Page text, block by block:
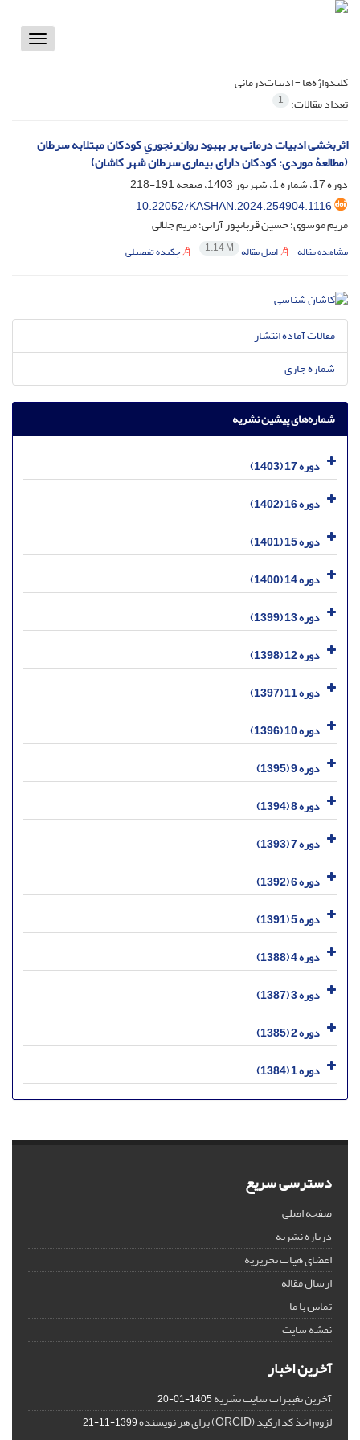
Toggle
کلیدواژه‌ها =ادبیات‌درمانی
تعداد مقالات: 1
اثربخشی ادبیات درمانی بر بهبود روان‌رنجوریِ کودکان مبتلابه سرطان
(مطالعۀ موردی: کودکان دارای بیماری سرطان شهر کاشان)
دوره 17، شماره 1، شهریور 1403، صفحه
191-218
10.22052/KASHAN.2024.254904.1116
مریم موسوی؛ حسین قربانپور آرانی؛ مریم جلالی
مشاهده مقاله اصل مقاله 1.14 M چکیده تفصیلی
مقالات آماده انتشار
شماره جاری
شماره‌های پیشین نشریه
دوره 17 (1403)
دوره 16 (1402)
دوره 15 (1401)
دوره 14 (1400)
دوره 13 (1399)
دوره 12 (1398)
دوره 11 (1397)
دوره 10 (1396)
دوره 9 (1395)
دوره 8 (1394)
دوره 7 (1393)
دوره 6 (1392)
دوره 5 (1391)
دوره 4 (1388)
دوره 3 (1387)
دوره 2 (1385)
دوره 1 (1384)
دسترسی سریع
صفحه اصلی
درباره نشریه
اعضای هیات تحریریه
ارسال مقاله
تماس با ما
نقشه سایت
آخرین اخبار
آخرین تغییرات سایت نشریه1405-01-20
لزوم اخذ کد ارکید (ORCID) برای هر نویسنده 1399-11-21